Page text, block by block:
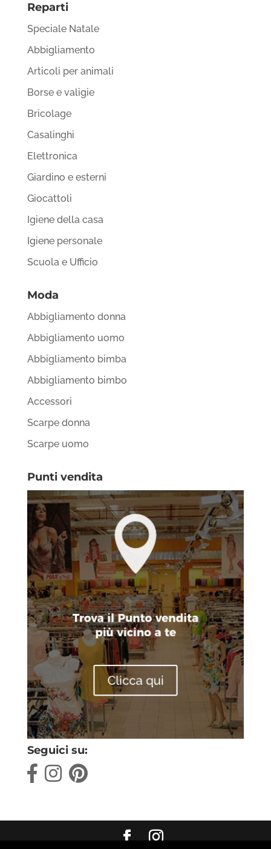
Reparti
Speciale Natale
Abbigliamento
Articoli per animali
Borse e valigie
Bricolage
Casalinghi
Elettronica
Giardino e esterni
Giocattoli
Igiene della casa
Igiene personale
Scuola e Ufficio
Moda
Abbigliamento donna
Abbigliamento uomo
Abbigliamento bimba
Abbigliamento bimbo
Accessori
Scarpe donna
Scarpe uomo
Punti vendita
Seguici su: